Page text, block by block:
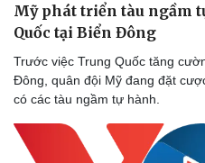
Doanh nghiệp
Thông tin doanh nghiệp
Doanh nhân
Vì cộng đồng
Mỹ phát triển tàu ngầm
Quốc tại Biển Đông
Trước việc Trung Quốc tăng
Đông, quân đội Mỹ đang đặt
có các tàu ngầm tự hành.